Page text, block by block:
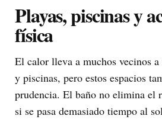
Playas, piscinas y
física
El calor lleva a muchos vecinos a
y piscinas, pero estos espacios
prudencia. El baño no elimina el
si se pasa demasiado tiempo al